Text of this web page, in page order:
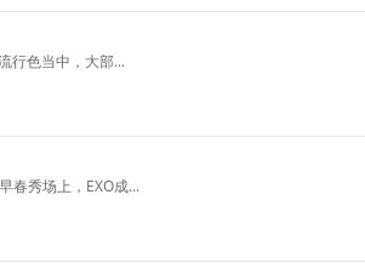
行色当中，大部...
春秀场上，EXO成...